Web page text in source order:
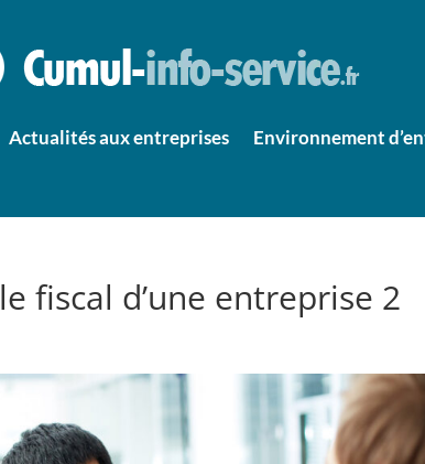
Actualités aux entreprises Environnement
fiscal d’une entreprise 2